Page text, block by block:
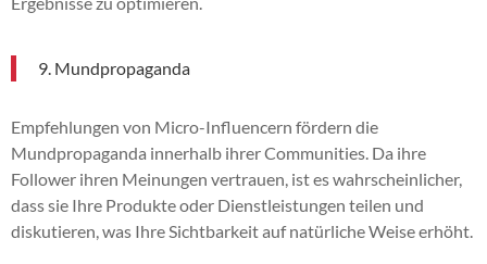
9. Mundpropaganda
Empfehlungen von Micro-Influencern fördern die
Mundpropaganda innerhalb ihrer Communities. Da ihre
Follower ihren Meinungen vertrauen, ist es wahrscheinlicher,
dass sie Ihre Produkte oder Dienstleistungen teilen und
diskutieren, was Ihre Sichtbarkeit auf natürliche Weise erhöht.